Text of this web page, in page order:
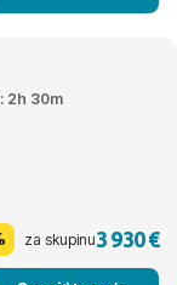
2h 30m
za skupinu3 930 €